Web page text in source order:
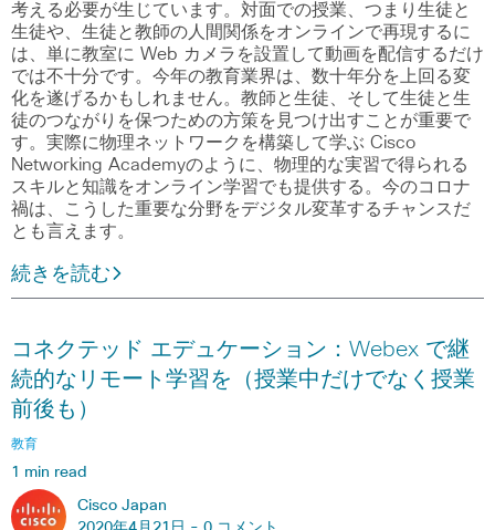
考える必要が生じています。対面での授業、つまり生徒と
生徒や、生徒と教師の人間関係をオンラインで再現するに
は、単に教室に Web カメラを設置して動画を配信するだけ
では不十分です。今年の教育業界は、数十年分を上回る変
化を遂げるかもしれません。教師と生徒、そして生徒と生
徒のつながりを保つための方策を見つけ出すことが重要で
す。実際に物理ネットワークを構築して学ぶ Cisco
Networking Academyのように、物理的な実習で得られる
スキルと知識をオンライン学習でも提供する。今のコロナ
禍は、こうした重要な分野をデジタル変革するチャンスだ
とも言えます。
続きを読む
コネクテッド エデュケーション：Webex で継
続的なリモート学習を（授業中だけでなく授業
前後も）
教育
1 min read
Cisco Japan